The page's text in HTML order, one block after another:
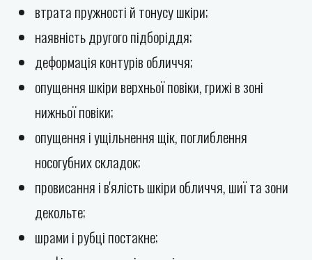
втрата пружності й тонусу шкіри;
наявність другого підборіддя;
деформація контурів обличчя;
опущення шкіри верхньої повіки, грижі в зоні
нижньої повіки;
опущення і ущільнення щік, поглиблення
носогубних складок;
провисання і в'ялість шкіри обличчя, шиї та зони
декольте;
шрами і рубці постакне;